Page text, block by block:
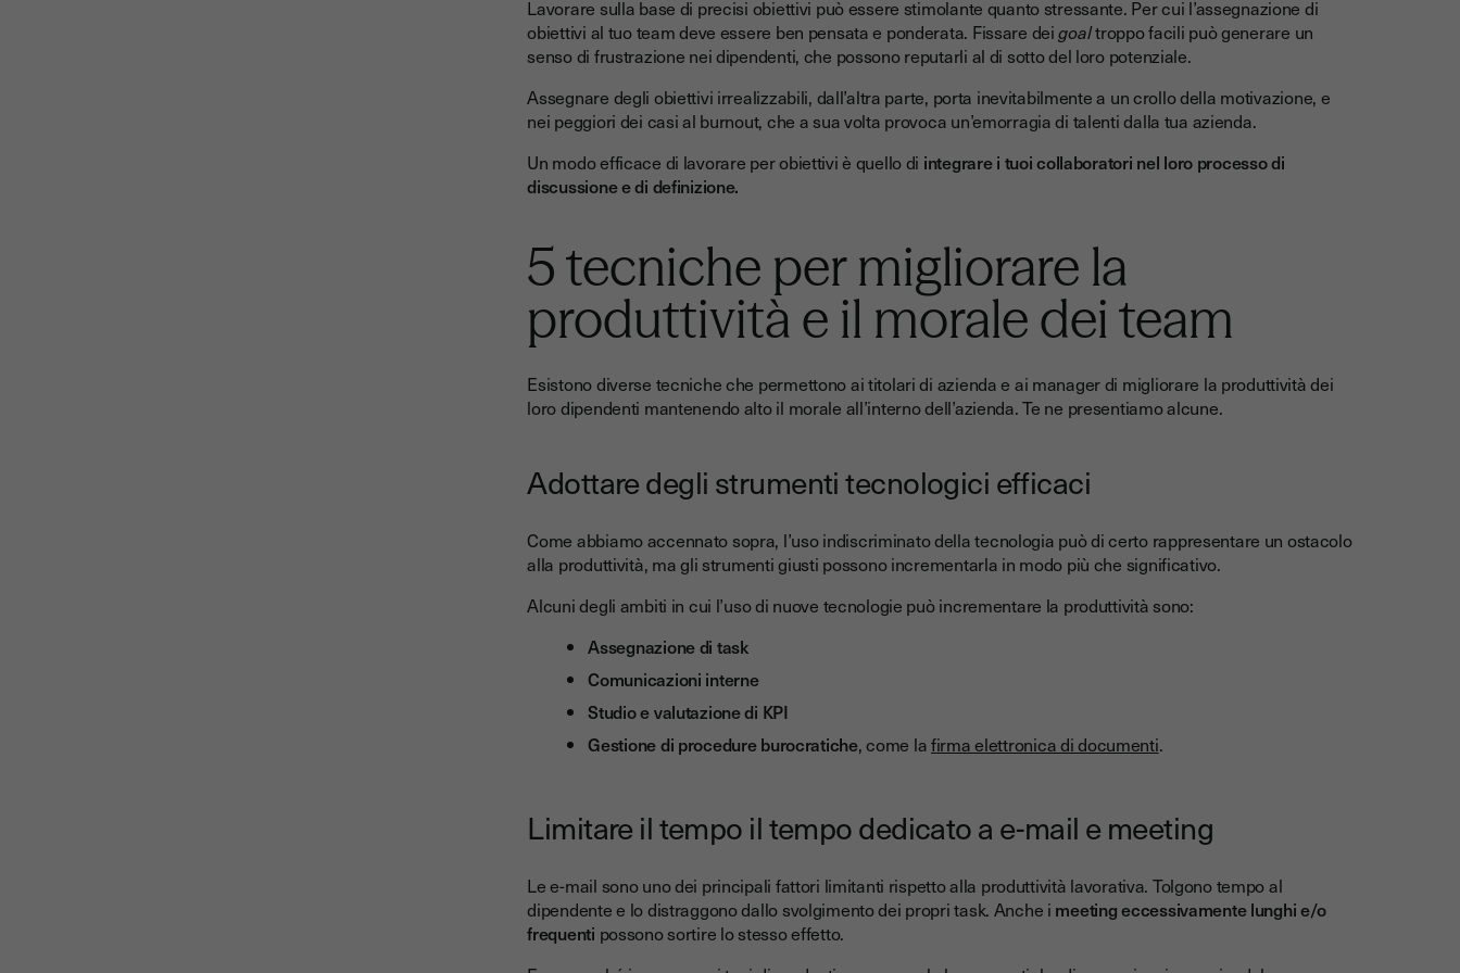
Lavorare sulla base di precisi obiettivi può essere stimolante quanto stressante. Per cui l’assegnazione di
obiettivi al tuo team deve essere ben pensata e ponderata. Fissare deigoaltroppo facili può generare un
senso di frustrazione nei dipendenti, che possono reputarli al di sotto del loro potenziale.
Assegnare degli obiettivi irrealizzabili, dall’altra parte, porta inevitabilmente a un crollo della motivazione, e
nei peggiori dei casi al burnout, che a sua volta provoca un’emorragia di talenti dalla tua azienda.
Un modo efficace di lavorare per obiettivi è quello di integrare i tuoi collaboratori nel loro processo di
discussione e di definizione.
5 tecniche per migliorare la
produttività e il morale dei team
Esistono diverse tecniche che permettono ai titolari di azienda e ai manager di migliorare la produttività dei
loro dipendenti mantenendo alto il morale all’interno dell’azienda. Te ne presentiamo alcune.
Adottare degli strumenti tecnologici efficaci
Come abbiamo accennato sopra, l’uso indiscriminato della tecnologia può di certo rappresentare un ostacolo
alla produttività, ma gli strumenti giusti possono incrementarla in modo più che significativo.
Alcuni degli ambiti in cui l’uso di nuove tecnologie può incrementare la produttività sono:
Assegnazione di task
Comunicazioni interne
Studio e valutazione di KPI
Gestione di procedure burocratiche, come lafirma elettronica di documenti.
Limitare il tempo il tempo dedicato a e-mail e meeting
Le e-mail sono uno dei principali fattori limitanti rispetto alla produttività lavorativa. Tolgono tempo al
dipendente e lo distraggono dallo svolgimento dei propri task. Anche i meeting eccessivamente lunghi e/o
frequenti possono sortire lo stesso effetto.